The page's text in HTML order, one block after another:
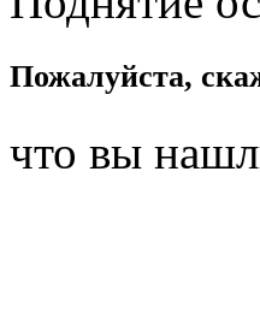
Пожалуйста,
что вы